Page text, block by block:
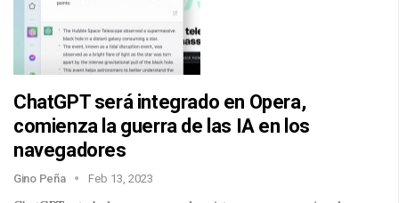
ChatGPT será integrado en Opera,
comienza la guerra de las IA en los
navegadores
Gino Peña Feb 13, 2023